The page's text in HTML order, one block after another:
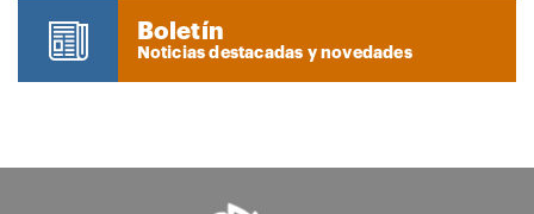
Boletín
Noticias destacadas y novedades